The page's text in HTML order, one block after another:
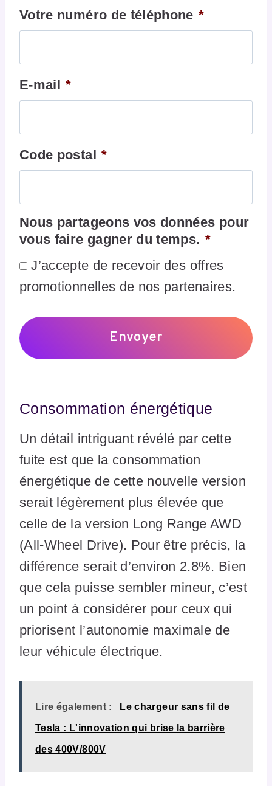
Votre numéro de téléphone *
E-mail *
Code postal *
Nous partageons vos données pour
vous faire gagner du temps. *
J’accepte de recevoir des offres
promotionnelles de nos partenaires.
Consommation énergétique
Un détail intriguant révélé par cette
fuite est que la consommation
énergétique de cette nouvelle version
serait légèrement plus élevée que
celle de la version Long Range AWD
(All-Wheel Drive). Pour être précis, la
différence serait d’environ 2.8%. Bien
que cela puisse sembler mineur, c’est
un point à considérer pour ceux qui
priorisent l’autonomie maximale de
leur véhicule électrique.
Lire également : Le chargeur sans fil de
Tesla : L'innovation qui brise la barrière
des 400V/800V